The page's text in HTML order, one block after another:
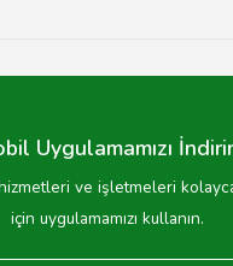
Uygulamamızı
ve işletmeleri
için uygulamamızı kullanın.